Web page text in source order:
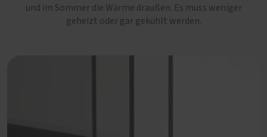
und im Sommer die Wärme draußen. Es muss weniger
geheizt oder gar gekühlt werden.